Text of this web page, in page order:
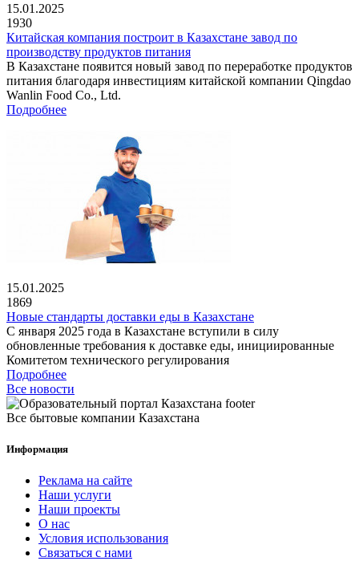
15.01.2025
1930
Китайская компания построит в Казахстане завод по
производству продуктов питания
В Казахстане появится новый завод по переработке продуктов
питания благодаря инвестициям китайской компании Qingdao
Wanlin Food Co., Ltd.
Подробнее
15.01.2025
1869
Новые стандарты доставки еды в Казахстане
С января 2025 года в Казахстане вступили в силу
обновленные требования к доставке еды, инициированные
Комитетом технического регулирования
Подробнее
Все новости
Все бытовые компании Казахстана
Информация
Реклама на сайте
Наши услуги
Наши проекты
О нас
Условия использования
Связаться с нами